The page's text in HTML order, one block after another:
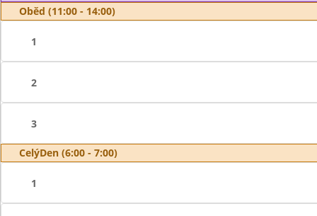
Oběd (11:00 - 14:00)
1
2
3
CelýDen (6:00 - 7:00)
1